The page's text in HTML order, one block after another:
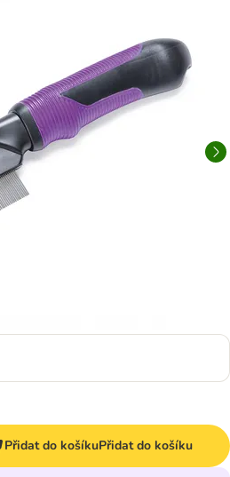
Přidat do košíkuPřidat do košíku